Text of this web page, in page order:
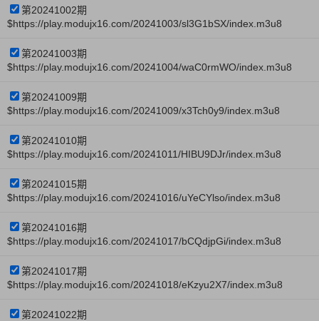
第20241002期
$https://play.modujx16.com/20241003/sl3G1bSX/index.m3u8
第20241003期
$https://play.modujx16.com/20241004/waC0rmWO/index.m3u8
第20241009期
$https://play.modujx16.com/20241009/x3Tch0y9/index.m3u8
第20241010期
$https://play.modujx16.com/20241011/HIBU9DJr/index.m3u8
第20241015期
$https://play.modujx16.com/20241016/uYeCYlso/index.m3u8
第20241016期
$https://play.modujx16.com/20241017/bCQdjpGi/index.m3u8
第20241017期
$https://play.modujx16.com/20241018/eKzyu2X7/index.m3u8
第20241022期